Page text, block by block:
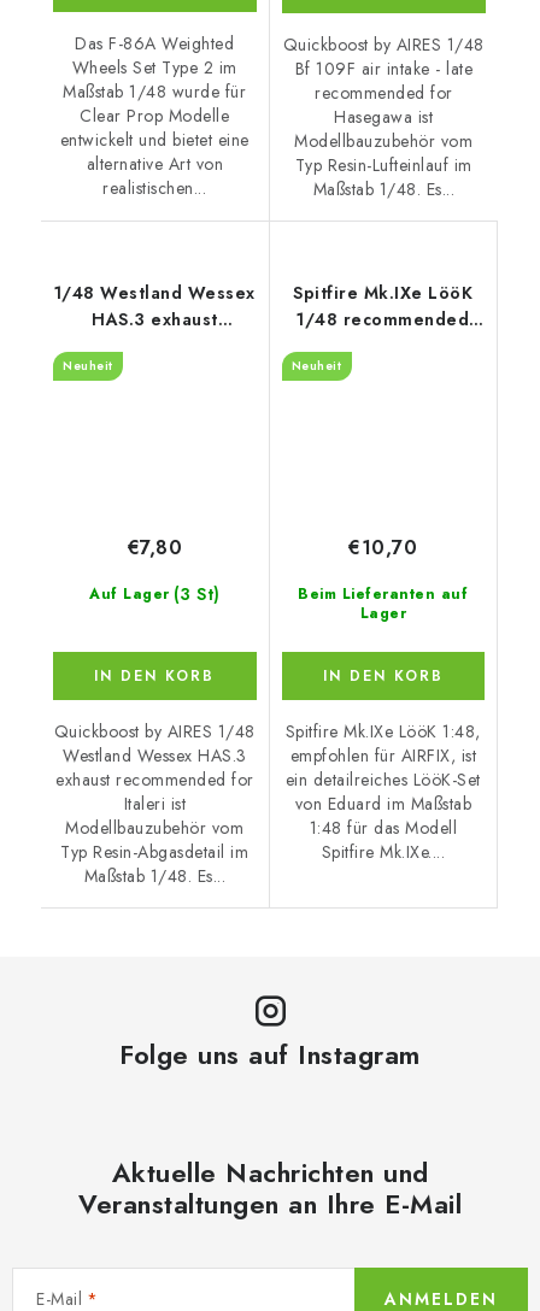
Das F-86A Weighted
Wheels Set Type 2 im
Maßstab 1/48 wurde für
Clear Prop Modelle
entwickelt und bietet eine
alternative Art von
realistischen...
Quickboost by AIRES 1/48
Bf 109F air intake - late
recommended for
Hasegawa ist
Modellbauzubehör vom
Typ Resin-Lufteinlauf im
Maßstab 1/48. Es...
1/48 Westland Wessex
HAS.3 exhaust
recommended for
Neuheit
Auf Lager (3 St)
€7,80
IN DEN KORB
Quickboost by AIRES 1/48
Westland Wessex HAS.3
exhaust recommended for
Italeri ist
Modellbauzubehör vom
Typ Resin-Abgasdetail im
Maßstab 1/48. Es...
Spitfire Mk.IXe LööK
1/48 recommended
for AIRFIX
Neuheit
Beim Lieferanten auf
Lager
€10,70
IN DEN KORB
Spitfire Mk.IXe LööK 1:48,
empfohlen für AIRFIX, ist
ein detailreiches LööK-Set
von Eduard im Maßstab
1:48 für das Modell
Spitfire Mk.IXe....
Folge uns auf Instagram
Aktuelle Nachrichten und
Veranstaltungen an Ihre E-Mail
E-Mail ANMELDEN